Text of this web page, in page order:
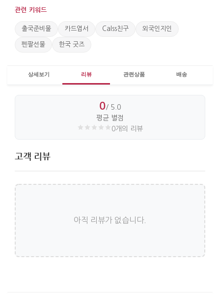
해외 방문단 웰컴기프트, 국제행사 답례품, 문화교류
프로그램 수료 기념 등 만남을 기록하는 자리에
적합합니다. 평범한 엽서처럼 보이다가 펼쳐지는
지속됩니다. 메인 선물과 함께 전하는 세컨드 선물로도
사람에게 전달해야 하는 상황에 잘 맞습니다.
가로 : 15cm. 세로 : 10cm.
관련 키워드
출국준비물 카드엽서 Calss친구 외국인지인
펜팔선물 한국 굿즈
상세보기 리뷰 관련상품 배송
0/ 5.0
평균 별점
0개의 리뷰
고객 리뷰
아직 리뷰가 없습니다.